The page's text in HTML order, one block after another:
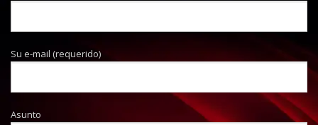
Su e-mail (requerido)
Asunto